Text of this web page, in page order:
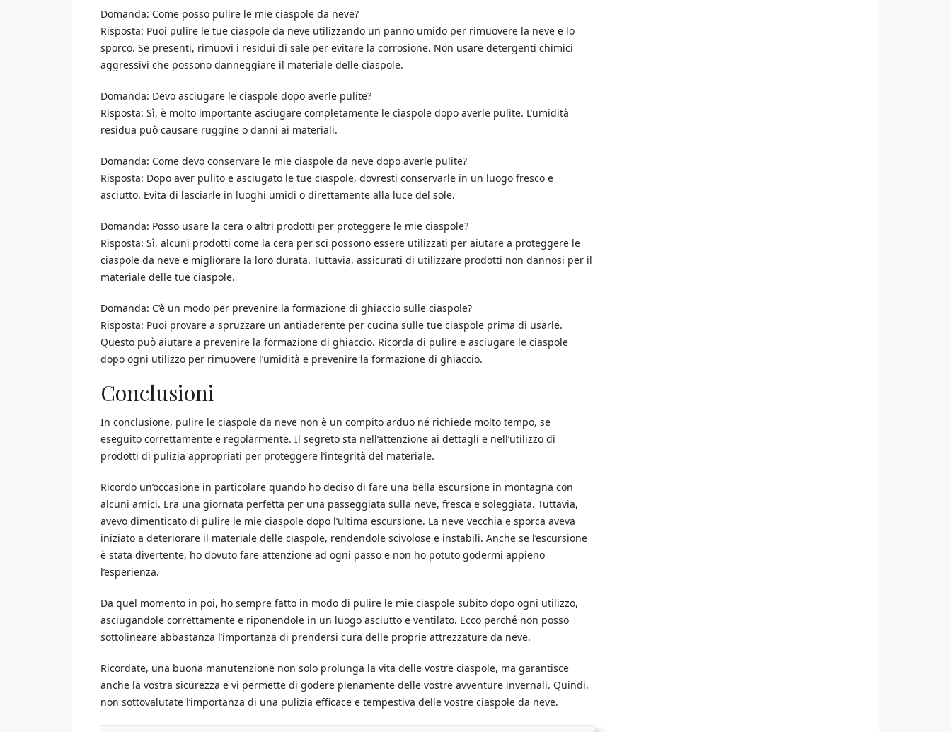
Domanda: Come posso pulire le mie ciaspole da neve?
Risposta: Puoi pulire le tue ciaspole da neve utilizzando un panno umido per rimuovere la neve e lo
sporco. Se presenti, rimuovi i residui di sale per evitare la corrosione. Non usare detergenti chimici
aggressivi che possono danneggiare il materiale delle ciaspole.
Domanda: Devo asciugare le ciaspole dopo averle pulite?
Risposta: Sì, è molto importante asciugare completamente le ciaspole dopo averle pulite. L’umidità
residua può causare ruggine o danni ai materiali.
Domanda: Come devo conservare le mie ciaspole da neve dopo averle pulite?
Risposta: Dopo aver pulito e asciugato le tue ciaspole, dovresti conservarle in un luogo fresco e
asciutto. Evita di lasciarle in luoghi umidi o direttamente alla luce del sole.
Domanda: Posso usare la cera o altri prodotti per proteggere le mie ciaspole?
Risposta: Sì, alcuni prodotti come la cera per sci possono essere utilizzati per aiutare a proteggere le
ciaspole da neve e migliorare la loro durata. Tuttavia, assicurati di utilizzare prodotti non dannosi per il
materiale delle tue ciaspole.
Domanda: C’è un modo per prevenire la formazione di ghiaccio sulle ciaspole?
Risposta: Puoi provare a spruzzare un antiaderente per cucina sulle tue ciaspole prima di usarle.
Questo può aiutare a prevenire la formazione di ghiaccio. Ricorda di pulire e asciugare le ciaspole
dopo ogni utilizzo per rimuovere l’umidità e prevenire la formazione di ghiaccio.
Conclusioni
In conclusione, pulire le ciaspole da neve non è un compito arduo né richiede molto tempo, se
eseguito correttamente e regolarmente. Il segreto sta nell’attenzione ai dettagli e nell’utilizzo di
prodotti di pulizia appropriati per proteggere l’integrità del materiale.
Ricordo un’occasione in particolare quando ho deciso di fare una bella escursione in montagna con
alcuni amici. Era una giornata perfetta per una passeggiata sulla neve, fresca e soleggiata. Tuttavia,
avevo dimenticato di pulire le mie ciaspole dopo l’ultima escursione. La neve vecchia e sporca aveva
iniziato a deteriorare il materiale delle ciaspole, rendendole scivolose e instabili. Anche se l’escursione
è stata divertente, ho dovuto fare attenzione ad ogni passo e non ho potuto godermi appieno
l’esperienza.
Da quel momento in poi, ho sempre fatto in modo di pulire le mie ciaspole subito dopo ogni utilizzo,
asciugandole correttamente e riponendole in un luogo asciutto e ventilato. Ecco perché non posso
sottolineare abbastanza l’importanza di prendersi cura delle proprie attrezzature da neve.
Ricordate, una buona manutenzione non solo prolunga la vita delle vostre ciaspole, ma garantisce
anche la vostra sicurezza e vi permette di godere pienamente delle vostre avventure invernali. Quindi,
non sottovalutate l’importanza di una pulizia efficace e tempestiva delle vostre ciaspole da neve.